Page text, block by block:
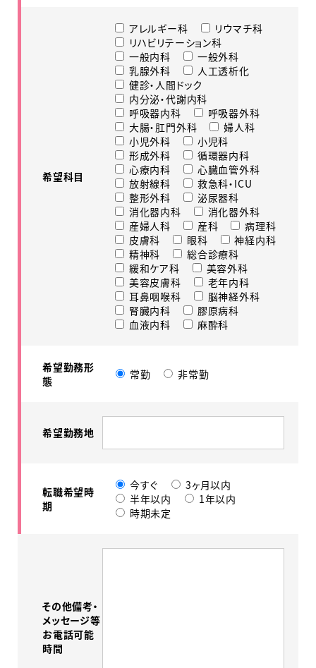
希望科目
アレルギー科
リウマチ科
リハビリテーション科
一般内科
一般外科
乳腺外科
人工透析化
健診・人間ドック
内分泌・代謝内科
呼吸器内科
呼吸器外科
大腸・肛門外科
婦人科
小児外科
小児科
形成外科
循環器内科
心療内科
心臓血管外科
放射線科
救急科・ICU
整形外科
泌尿器科
消化器内科
消化器外科
産婦人科
産科
病理科
皮膚科
眼科
神経内科
精神科
総合診療科
緩和ケア科
美容外科
美容皮膚科
老年内科
耳鼻咽喉科
脳神経外科
腎臓内科
膠原病科
血液内科
麻酔科
希望勤務形
態
常勤 非常勤
希望勤務地
転職希望時
期
今すぐ
3ヶ月以内
半年以内
1年以内
時期未定
その他備考・
メッセージ等
お電話可能
時間